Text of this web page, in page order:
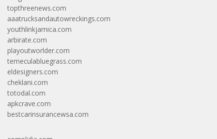
topthreenews.com
aaatrucksandautowreckings.com
youthlinkjamica.com
arbirate.com
playoutworlder.com
temeculabluegrass.com
eldesigners.com
cheklani.com
totodal.com
apkcrave.com
bestcarinsurancewsa.com